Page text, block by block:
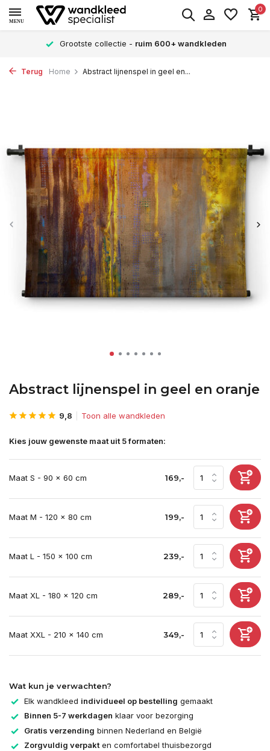
MENU
0
Grootste collectie - ruim 600+ wandkleden
Terug Home Abstract lijnenspel in geel en...
Abstract lijnenspel in geel en oranje
9,8 Toon alle wandkleden
Kies jouw gewenste maat uit 5 formaten:
Maat S - 90 x 60 cm 169,-
Maat M - 120 x 80 cm 199,-
Maat L - 150 x 100 cm 239,-
Maat XL - 180 x 120 cm 289,-
Maat XXL - 210 x 140 cm 349,-
Wat kun je verwachten?
Elk wandkleed individueel op bestelling gemaakt
Binnen 5-7 werkdagen klaar voor bezorging
Gratis verzending binnen Nederland en België
Zorgvuldig verpakten comfortabel thuisbezorgd